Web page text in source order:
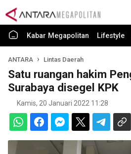
Kabar Megapolitan Lifestyle
ANTARA Lintas Daerah
Satu ruangan hakim
Surabaya disegel KPK
Kamis, 20 Januari 2022 11:28